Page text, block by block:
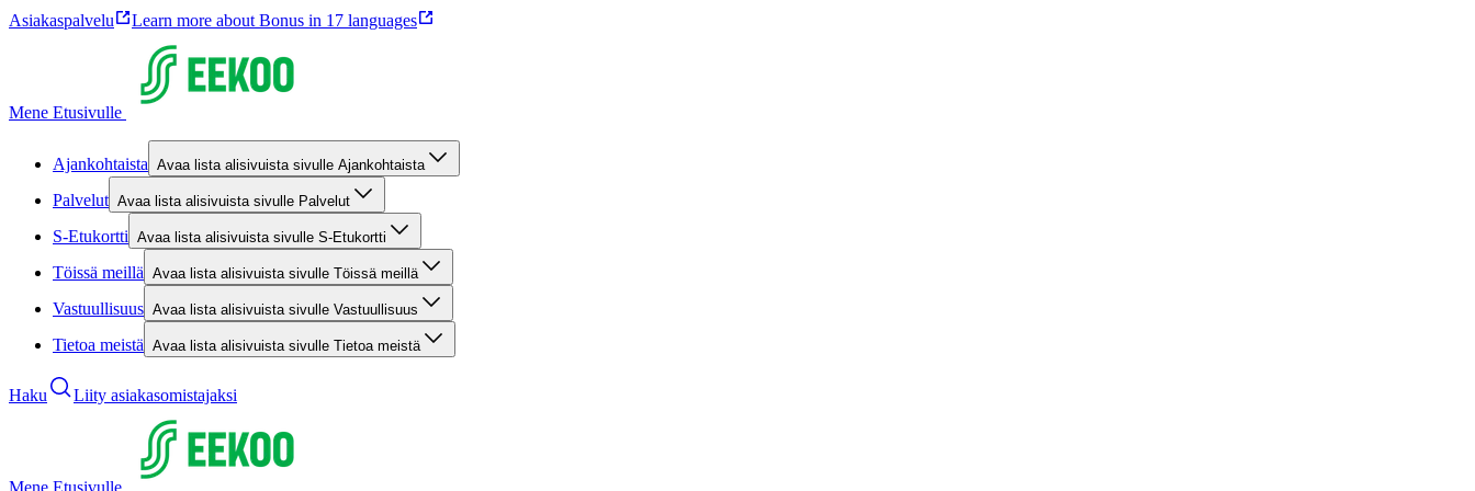
Asiakaspalvelu Learn more about Bonus in 17 languages
Mene Etusivulle
Ajankohtaista Avaa lista alisivuista sivulle Ajankohtaista
Palvelut Avaa lista alisivuista sivulle Palvelut
S-Etukortti Avaa lista alisivuista sivulle S-Etukortti
Töissä meillä Avaa lista alisivuista sivulle Töissä meillä
Vastuullisuus Avaa lista alisivuista sivulle Vastuullisuus
Tietoa meistä Avaa lista alisivuista sivulle Tietoa meistä
Haku Liity asiakasomistajaksi
Mene Etusivulle